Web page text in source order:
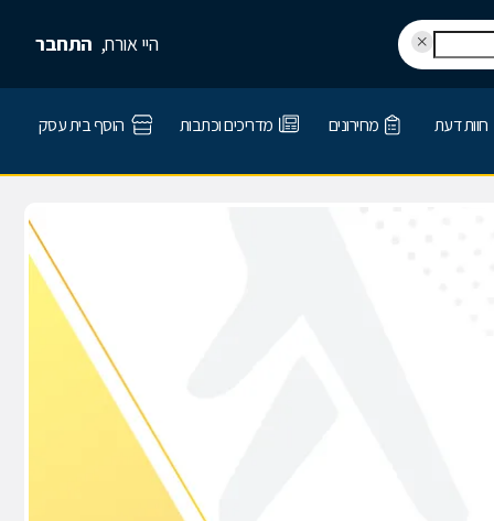
היי אורח, התחבר
חוות דעת מחירונים מדריכים וכתבות הוסף בית עסק